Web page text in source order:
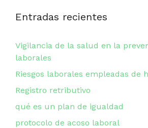
Entradas recientes
Vigilancia de la salud en la
laborales
Riesgos laborales empleadas de
Registro retributivo
qué es un plan de igualdad
protocolo de acoso laboral